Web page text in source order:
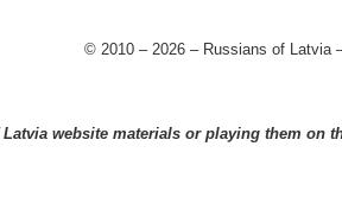
© 2010 – 2026 – Russians of Latvia
website materials or playing them on